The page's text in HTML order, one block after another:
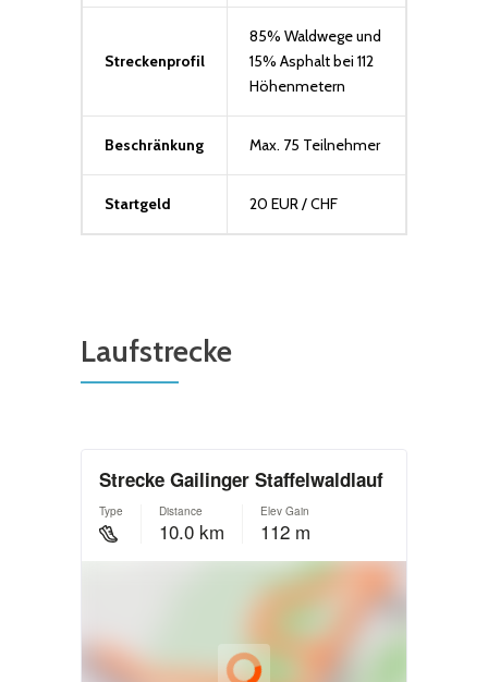
Streckenprofil
85% Waldwege und
15% Asphalt bei 112
Höhenmetern
Beschränkung Max. 75 Teilnehmer
Startgeld 20 EUR / CHF
Laufstrecke